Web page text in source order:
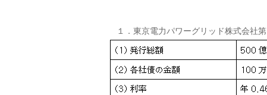
１．東京電力パワーグリッド株式会社第